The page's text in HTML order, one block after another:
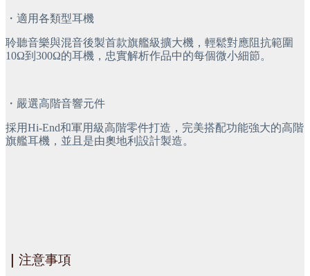
・適用各類型耳機
聆聽音樂與混音後製首款旗艦級擴大機，輕鬆對應阻抗範圍
10Ω到300Ω的耳機，忠實解析作品中的每個微小細節。
・嚴選高階音響元件
採用Hi-End和軍用級高階零件打造，完美搭配功能強大的高階
旗艦耳機，並且是由奧地利設計製造。
注意事項